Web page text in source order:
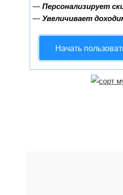
—Персонализирует
—Увеличивает
Начать